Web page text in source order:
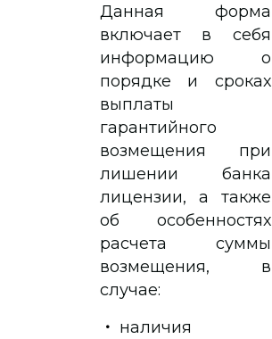
Данная форма
включает в себя
информацию о
порядке и сроках
выплаты
гарантийного
возмещения при
лишении банка
лицензии, а также
об особенностях
расчета суммы
возмещения, в
случае:
наличия